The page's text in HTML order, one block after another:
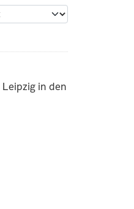
in den